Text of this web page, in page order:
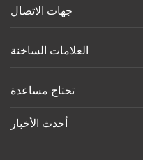
جهات الاتصال
العلامات الساخنة
تحتاج مساعدة
أحدث الأخبار